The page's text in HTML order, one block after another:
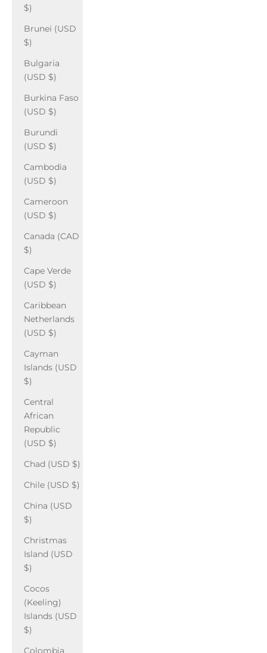
$)
Brunei (USD
$)
Bulgaria
(USD $)
Burkina Faso
(USD $)
Burundi
(USD $)
Cambodia
(USD $)
Cameroon
(USD $)
Canada (CAD
$)
Cape Verde
(USD $)
Caribbean
Netherlands
(USD $)
Cayman
Islands (USD
$)
Central
African
Republic
(USD $)
Chad (USD $)
Chile (USD $)
China (USD
$)
Christmas
Island (USD
$)
Cocos
(Keeling)
Islands (USD
$)
Colombia